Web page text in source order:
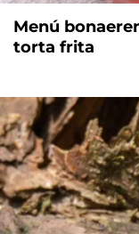
Menú
torta frita